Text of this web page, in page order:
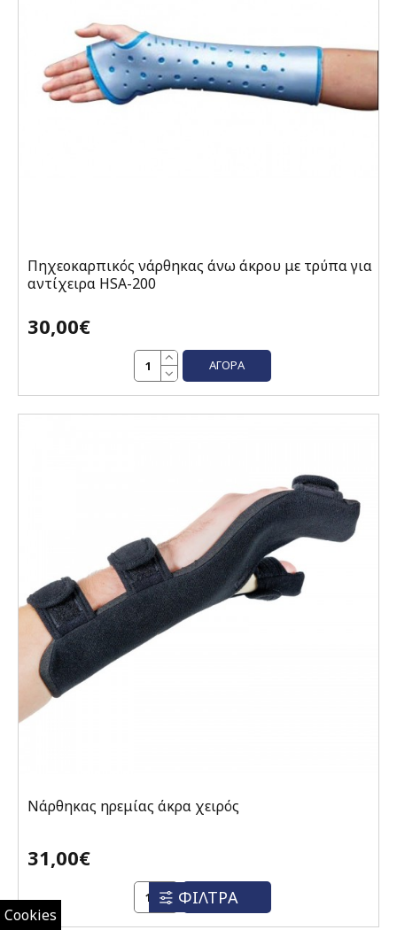
Cookies
Πηχεοκαρπικός νάρθηκας άνω άκρου με τρύπα για
αντίχειρα HSA-200
30,00€
ΑΓΟΡΆ
Νάρθηκας ηρεμίας άκρα χειρός
31,00€
ΑΓΟΡΆ
ΦΙΛΤΡΑ